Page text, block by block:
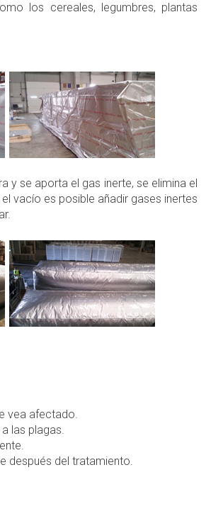
los cereales, legumbres, plantas
y se aporta el gas inerte, se elimina el
vacío es posible añadir gases inertes
vea afectado.
las plagas.
después del tratamiento.